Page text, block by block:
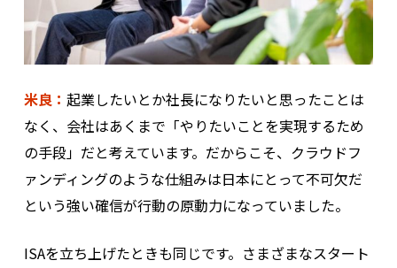
米良： 起業したいとか社長になりたいと思ったことは
なく、会社はあくまで「やりたいことを実現するため
の手段」だと考えています。だからこそ、クラウドフ
ァンディングのような仕組みは日本にとって不可欠だ
という強い確信が行動の原動力になっていました。
ISAを立ち上げたときも同じです。さまざまなスタート